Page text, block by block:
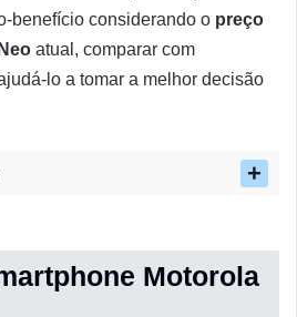
benefício considerando o preço
atual, comparar com
lo a tomar a melhor decisão
Motorola